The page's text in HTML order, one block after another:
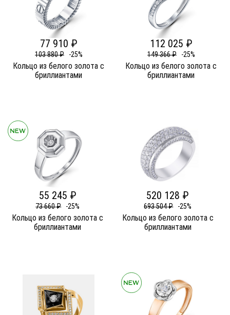
77 910 ₽
103 880 ₽ -25%
Кольцо из белого золота c
бриллиантами
112 025 ₽
149 366 ₽ -25%
Кольцо из белого золота c
бриллиантами
55 245 ₽
73 660 ₽ -25%
Кольцо из белого золота c
бриллиантами
520 128 ₽
693 504 ₽ -25%
Кольцо из белого золота c
бриллиантами